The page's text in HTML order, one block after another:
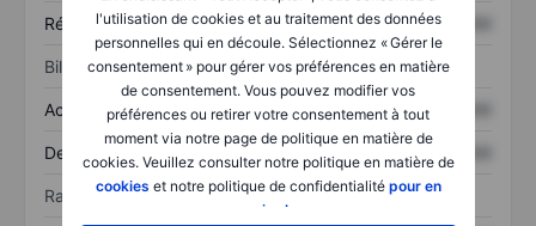
l'utilisation de cookies et au traitement des données
personnelles qui en découle. Sélectionnez « Gérer le
consentement » pour gérer vos préférences en matière
de consentement. Vous pouvez modifier vos
préférences ou retirer votre consentement à tout
moment via notre page de politique en matière de
cookies. Veuillez consulter notre politique en matière de
cookies et notre politique de confidentialité pour en
savoir plus
Résultat net XXXXXXX XXXXXXX
Bilan
Actifs totaux XXXXXXX XXXXXXX
Dette totale XXXXXXX XXXXXXX
Ratios